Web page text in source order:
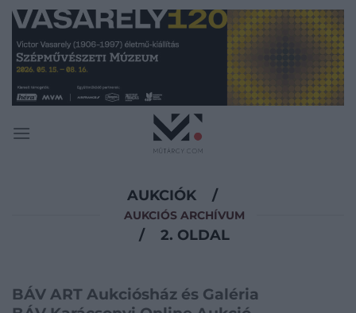
Skip
content
AUKCIÓK /
AUKCIÓS ARCHÍVUM
/ 2. OLDAL
BÁV ART Aukciósház és Galéria